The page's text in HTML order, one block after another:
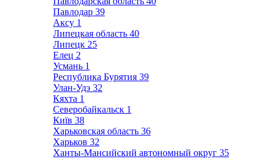
Павлодар 39
Аксу 1
Липецкая область 40
Липецк 25
Елец 2
Усмань 1
Республика Бурятия 39
Улан-Удэ 32
Кяхта 1
Северобайкальск 1
Київ 38
Харьковская область 36
Харьков 32
Ханты-Мансийский автономный округ 35